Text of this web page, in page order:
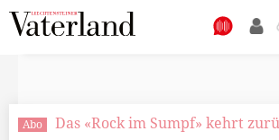
Abo Das «Rock im Sumpf» kehrt